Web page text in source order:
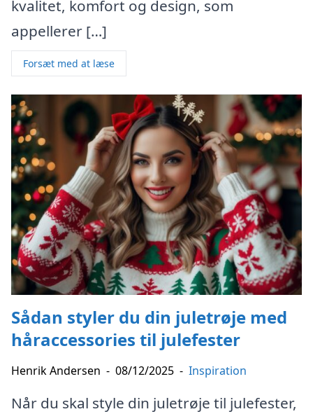
kvalitet, komfort og design, som
appellerer […]
Forsæt med at læse
Sådan styler du din juletrøje med
håraccessories til julefester
Henrik Andersen - 08/12/2025 - Inspiration
Når du skal style din juletrøje til julefester,